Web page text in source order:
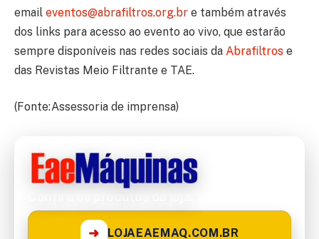
email eventos@abrafiltros.org.br e também através
dos links para acesso ao evento ao vivo, que estarão
sempre disponíveis nas redes sociais da Abrafiltros e
das Revistas Meio Filtrante e TAE.
(Fonte:Assessoria de imprensa)
➜ LOJAEAEMAQ.COM.BR